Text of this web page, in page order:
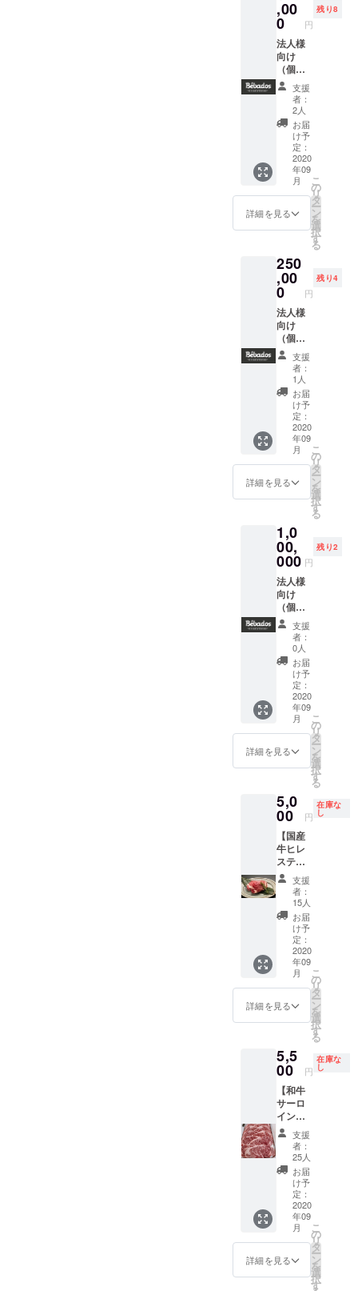
は染め
上がり
によっ
て決ま
る為、
指定は
できま
せん）
◆リア
の襟元
『Churr
asco
Carava
n
2020』
写真は
イメー
ジで
サイズ
はM、
L、LLの
3サイズ
展開。
いずれ
も日本
サイズ
となり
ます。
※完成次
第のお
届けと
なりま
けとな
りま
す。
込み）
・感謝
のメー
ル ・
Bebado
sのHP
内『プ
ロジェ
クト支
援者一
覧』へ
のお名
前掲載
※支援
希望の
お名前
（HP掲
載用・
ニック
ネーム
可）を
ご記入
くださ
い。
ング参
加あり
がとうT
シャツ
×1枚
◆HAVI
LLAGE
の手染
めTシャ
ツ
◆HAVI
LLAGE
に依頼
し、
シュラ
スコ
キャラ
染めて
頂きま
す
◆『Ch
urrasco
Carava
n
2020』
の文字
が入り
ます ◆
手染め
なの
で、同
じ物は
ありま
せん。
世界に
です！
◆クラ
ウド
ファン
ディン
グ限定
Tシャツ
※写真は
イメー
ジで
す。 ※
実際は
写真よ
りも薄
く淡い
仕上が
りにな
りま
L、LLの
3サイズ
いずれ
も日本
サイズ
となり
ます。
※完成次
第のお
届けと
なりま
す。 ※
郵送で
のお届
けとな
りま
・感謝
のメー
ル【活
動報告
写真付
き】 ・
Bebado
sのHP
内『プ
ロジェ
クト支
援者一
覧』へ
のお名
前掲載
時、必
ず備考
援にな
る！ ◆
限定60
セッ
ト！ ※
写真は
イメー
ジです
※送料込
み ※こ
のリ
ターン
は、株
式会社
ナオよ
り発送
いたし
ます。
ル ・
Bebado
sのHP
内『プ
ロジェ
クト支
援者一
覧』へ
のお名
前掲載
※支援
時、必
ず備考
欄にご
希望の
お名前
（HP掲
載用・
ニック
ご記入
くださ
い。
,00
0 円
残り8
法人様
向け
（個人
様でも
ご支援
可）
【シュ
ラスコ
キャラ
バンの
車体に
お名前
を載せ
る権
利 Sサ
企業
（店
舗）名
を、
シュラ
スコ
キャラ
バンの
車体に
掲載し
ます ◆
掲載期
間は1年
間 ◆S
サイ
ズ 縦
10cm×
横30㎝
程度
※写真は
イメー
ジです
※このリ
ターン
は支援
者のお
手元に
は届き
ません
※完成し
た車体
の写真
データ
をお送
りしま
す ※車
体への
掲載位
ては、
お選び
いただ
けませ
ん ・感
謝の
メール
Bebado
sのHP
内『プ
ロジェ
クト支
援者一
覧』へ
のお名
前掲載
欄にご
希望の
（HP掲
載用・
ニック
ネーム
可）を
ご記入
くださ
い。
支援
者：
2人
お届
け予
定：
2020
年09
月
詳細を見る
こ
の
リ
タ
ー
ン
を
選
択
す
る
250
,00
0 円
残り4
法人様
向け
（個人
様でも
支援
可）
【シュ
ラスコ
キャラ
バンの
車体に
お名前
を載せ
る権
利 M
支援企
業（店
舗）名
を、
シュラ
スコ
キャラ
バンの
車体に
掲載し
ます ◆
掲載期
間は1年
間 ◆M
サイ
ズ 縦
15cm×
横45㎝
程度
※写真は
イメー
ジです
※このリ
ターン
は支援
者のお
手元に
は届き
ません
※出来上
がった
車体の
写真
データ
をお送
りしま
置につ
きまし
お選び
いただ
けませ
ん ・感
謝の
メール
・
Bebado
sのHP
内『プ
ロジェ
クト支
援者一
覧』へ
支援
者：
1人
お届
け予
定：
2020
年09
月
詳細を見る
こ
の
リ
タ
ー
ン
を
選
択
す
る
1,0
00,
000 円
残り2
法人様
向け
（個人
様でも
支援
可）
【シュ
ラスコ
キャラ
バンの
車体に
お名前
を載せ
る権
利 Lサ
企業
（店
舗）名
を、
シュラ
スコ
キャラ
バンの
車体に
掲載し
ます ◆
掲載期
間は1年
間 ◆L
サイ
ズ 縦
25cm×
あり）
※写真は
ジです
※このリ
ターン
は支援
者のお
手元に
は届き
ません
※出来上
がった
車体の
写真
データ
をお送
支援
者：
0人
お届
け予
定：
2020
年09
月
詳細を見る
こ
の
リ
タ
ー
ン
を
選
択
す
る
5,0
00 円
在庫な
し
【国産
牛ヒレ
ステー
キセッ
ト
（200g
×2
枚）】
◆クラ
ウド
ファン
ディン
グ特別
価格！
◆お肉
援にな
る！ ◆
ヘル
シーな
国産牛
ヒレス
テー
キ！ ◆
限定15
セッ
ト！ ※
写真は
イメー
ジです
※送料込
み ※こ
のリ
支援
者：
15人
お届
け予
定：
2020
年09
月
詳細を見る
こ
の
リ
タ
ー
ン
を
選
択
す
る
5,5
00 円
在庫な
し
【和牛
サーロ
インス
テーキ
セット
（200g
×2
枚）】
◆クラ
ウド
ファン
ディン
グ特別
価格！
◆お肉
支援
者：
25人
お届
け予
定：
2020
年09
月
詳細を見る
こ
の
リ
タ
ー
ン
を
選
択
す